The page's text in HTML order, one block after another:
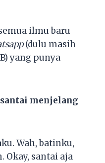
ilmu baru
(dulu masih
yang punya
menjelang
Wah, batinku,
Okay, santai aja